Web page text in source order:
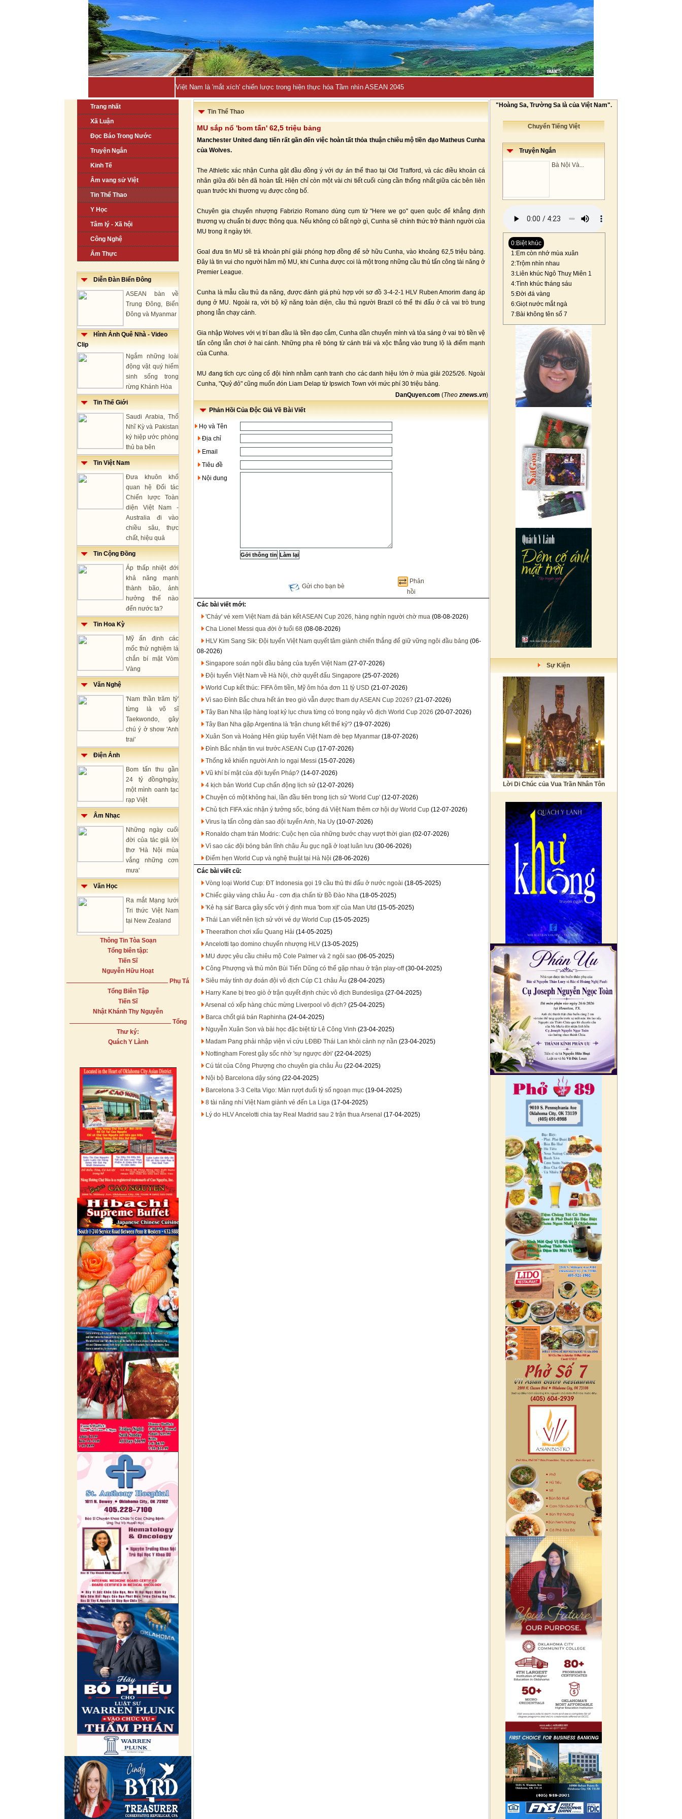
Việt Nam là 'mắt xích' chiến lược trong hiện thực hóa Tầm nhìn ASEAN 2045
Trang nhất
Xã Luận
Đọc Báo Trong Nước
Truyện Ngắn
Kinh Tế
Âm vang sử Việt
Tin Thể Thao
Y Học
Tâm lý - Xã hội
Công Nghệ
Ẩm Thực
Diễn Đàn Biển Đông
ASEAN bàn về
Trung Đông, Biển
Đông và Myanmar
Hình Ảnh Quê Nhà - Video
Clip
Ngắm những loài
động vật quý hiếm
sinh sống trong
rừng Khánh Hòa
Tin Thế Giới
Saudi Arabia, Thổ
Nhĩ Kỳ và Pakistan
ký hiệp ước phòng
thủ ba bên
Tin Việt Nam
Đưa khuôn khổ
quan hệ Đối tác
Chiến lược Toàn
diện Việt Nam -
Australia đi vào
chiều sâu, thực
chất, hiệu quả
Tin Cộng Đồng
Áp thấp nhiệt đới
khả năng mạnh
thành bão, ảnh
hưởng thế nào
đến nước ta?
Tin Hoa Kỳ
Mỹ ấn định các
mốc thử nghiệm lá
chắn bí mật Vòm
Vàng
Văn Nghệ
'Nam thần trăm tỷ'
từng là võ sĩ
Taekwondo, gây
chú ý ở show 'Anh
trai'
Điện Ảnh
Bom tấn thu gần
24 tỷ đồng/ngày,
một mình oanh tạc
rạp Việt
Âm Nhạc
Những ngày cuối
đời của tác giả lời
thơ 'Hà Nội mùa
vắng những cơn
mưa'
Văn Học
Ra mắt Mạng lưới
Tri thức Việt Nam
tại New Zealand
Thông Tin Tòa Soạn
Tổng biên tập:
Tiến Sĩ
Nguyễn Hữu Hoạt
Phụ Tá
Tổng Biên Tập
Tiến Sĩ
Nhật Khánh Thy Nguyễn
Tổng
Thư ký:
Quách Y Lành
Tin Thể Thao
MU sắp nổ 'bom tấn' 62,5 triệu bảng
Manchester United đang tiến rất gần đến việc hoàn tất thỏa thuận chiêu mộ tiền đạo Matheus Cunha
của Wolves.
The Athletic xác nhận Cunha gật đầu đồng ý với dự án thể thao tại Old Trafford, và các điều khoản cá
nhân giữa đôi bên đã hoàn tất. Hiện chỉ còn một vài chi tiết cuối cùng cần thống nhất giữa các bên liên
quan trước khi thương vụ được công bố.
Chuyên gia chuyển nhượng Fabrizio Romano dùng cụm từ "Here we go" quen quộc để khẳng định
thương vụ chuẩn bị được thông qua. Nếu không có bất ngờ gì, Cunha sẽ chính thức trở thành người của
MU trong ít ngày tới.
Goal đưa tin MU sẽ trả khoản phí giải phóng hợp đồng để sở hữu Cunha, vào khoảng 62,5 triệu bảng.
Đây là tin vui cho người hâm mộ MU, khi Cunha được coi là một trong những cầu thủ tấn công tài năng ở
Premier League.
Cunha là mẫu cầu thủ đa năng, được đánh giá phù hợp với sơ đồ 3-4-2-1 HLV Ruben Amorim đang áp
dụng ở MU. Ngoài ra, với bộ kỹ năng toàn diện, cầu thủ người Brazil có thể thi đấu ở cả vai trò trung
phong lẫn chạy cánh.
Gia nhập Wolves với vị trí ban đầu là tiền đạo cắm, Cunha dần chuyển mình và tỏa sáng ở vai trò tiền vệ
tấn công lẫn chơi ở hai cánh. Những pha rê bóng từ cánh trái và xộc thẳng vào trung lộ là điểm mạnh
của Cunha.
MU đang tích cực củng cố đội hình nhằm cạnh tranh cho các danh hiệu lớn ở mùa giải 2025/26. Ngoài
Cunha, "Quỷ đỏ" cũng muốn đón Liam Delap từ Ipswich Town với mức phí 30 triệu bảng.
DanQuyen.com (Theo znews.vn)
Phản Hồi Của Độc Giả Về Bài Viết
Họ và Tên
Địa chỉ
Email
Tiêu đề
Nội dung
Gửi cho bạn bè
Phản
hồi
Các bài viết mới:
'Cháy' vé xem Việt Nam đá bán kết ASEAN Cup 2026, hàng nghìn người chờ mua (08-08-2026)
Cha Lionel Messi qua đời ở tuổi 68 (08-08-2026)
HLV Kim Sang Sik: Đội tuyển Việt Nam quyết tâm giành chiến thắng để giữ vững ngôi đầu bảng (06-
08-2026)
Singapore soán ngôi đầu bảng của tuyển Việt Nam (27-07-2026)
Đội tuyển Việt Nam về Hà Nội, chờ quyết đấu Singapore (25-07-2026)
World Cup kết thúc: FIFA ôm tiền, Mỹ ôm hóa đơn 11 tỷ USD (21-07-2026)
Vì sao Đình Bắc chưa hết án treo giò vẫn được tham dự ASEAN Cup 2026? (21-07-2026)
Tây Ban Nha lập hàng loạt kỷ lục chưa từng có trong ngày vô địch World Cup 2026 (20-07-2026)
Tây Ban Nha gặp Argentina là 'trận chung kết thế kỷ'? (19-07-2026)
Xuân Son và Hoàng Hên giúp tuyển Việt Nam đè bẹp Myanmar (18-07-2026)
Đình Bắc nhận tin vui trước ASEAN Cup (17-07-2026)
Thống kê khiến người Anh lo ngại Messi (15-07-2026)
Vũ khí bí mật của đội tuyển Pháp? (14-07-2026)
4 kịch bản World Cup chấn động lịch sử (12-07-2026)
Chuyện có một không hai, lần đầu tiên trong lịch sử 'World Cup' (12-07-2026)
Chủ tịch FIFA xác nhận ý tưởng sốc, bóng đá Việt Nam thêm cơ hội dự World Cup (12-07-2026)
Virus lạ tấn công dàn sao đội tuyển Anh, Na Uy (10-07-2026)
Ronaldo chạm trán Modric: Cuộc hẹn của những bước chạy vượt thời gian (02-07-2026)
Vì sao các đội bóng bản lĩnh châu Âu gục ngã ở loạt luân lưu (30-06-2026)
Điểm hẹn World Cup và nghệ thuật tại Hà Nội (28-06-2026)
Các bài viết cũ:
Vòng loại World Cup: ĐT Indonesia gọi 19 cầu thủ thi đấu ở nước ngoài (18-05-2025)
Chiếc giày vàng châu Âu - cơn địa chấn từ Bồ Đào Nha (18-05-2025)
'Kẻ hạ sát' Barca gây sốc với ý định mua 'bom xịt' của Man Utd (15-05-2025)
Thái Lan viết nên lịch sử với vé dự World Cup (15-05-2025)
Theerathon chơi xấu Quang Hải (14-05-2025)
Ancelotti tạo domino chuyển nhượng HLV (13-05-2025)
MU được yêu cầu chiêu mộ Cole Palmer và 2 ngôi sao (06-05-2025)
Công Phượng và thủ môn Bùi Tiến Dũng có thể gặp nhau ở trận play-off(30-04-2025)
Siêu máy tính dự đoán đội vô địch Cúp C1 châu Âu (28-04-2025)
Harry Kane bị treo giò ở trận quyết định chức vô địch Bundesliga (27-04-2025)
Arsenal có xếp hàng chúc mừng Liverpool vô địch? (25-04-2025)
Barca chốt giá bán Raphinha (24-04-2025)
Nguyễn Xuân Son và bài học đặc biệt từ Lê Công Vinh (23-04-2025)
Madam Pang phải nhập viện vì cứu LĐBĐ Thái Lan khỏi cảnh nợ nần (23-04-2025)
Nottingham Forest gây sốc nhờ 'sự ngược đời' (22-04-2025)
Cú tát của Công Phượng cho chuyên gia châu Âu (22-04-2025)
Nội bộ Barcelona dậy sóng (22-04-2025)
Barcelona 3-3 Celta Vigo: Màn rượt đuổi tỷ số ngoạn mục (19-04-2025)
8 tài năng nhí Việt Nam giành vé đến La Liga (17-04-2025)
Lý do HLV Ancelotti chia tay Real Madrid sau 2 trận thua Arsenal (17-04-2025)
"Hoàng Sa, Trường Sa là của Việt Nam".
Chuyển Tiếng Việt
Truyện Ngắn
Bà Nội Và...
0:Biệt khúc
1:Em còn nhớ mùa xuân
2:Trộm nhìn nhau
3:Liên khúc Ngô Thuỵ Miên 1
4:Tình khúc tháng sáu
5:Đời đá vàng
6:Giọt nước mắt ngà
7:Bài không tên số 7
Sự Kiện
Lời Di Chúc của Vua Trần Nhân Tôn